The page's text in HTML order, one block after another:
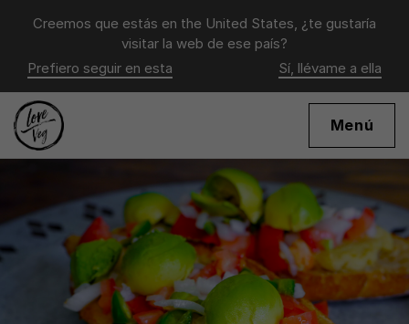
Creemos que estás en the United States, ¿te gustaría
visitar la web de ese país?
Prefiero seguir en esta
Sí, llévame a ella
Menú